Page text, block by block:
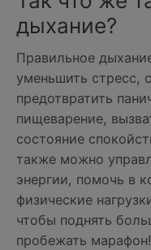
дыхание?
Правильное
уменьшить стресс,
предотвратить
пищеварение,
состояние
также можно
энергии, помочь в
физические
чтобы поднять
пробежать